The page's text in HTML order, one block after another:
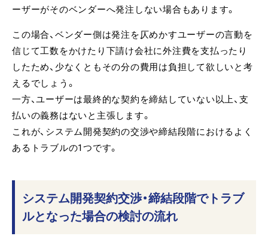
ーザーがそのベンダーへ発注しない場合もあります。
この場合、ベンダー側は発注を仄めかすユーザーの言動を
信じて工数をかけたり下請け会社に外注費を支払ったり
したため、少なくともその分の費用は負担して欲しいと考
えるでしょう。
一方、ユーザーは最終的な契約を締結していない以上、支
払いの義務はないと主張します。
これが、システム開発契約の交渉や締結段階におけるよく
あるトラブルの1つです。
システム開発契約交渉・締結段階でトラブ
ルとなった場合の検討の流れ